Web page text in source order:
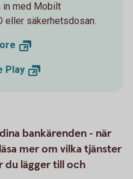
in med Mobilt
eller säkerhetsdosan.
Play
bankärenden - när
mer om vilka tjänster
du lägger till och